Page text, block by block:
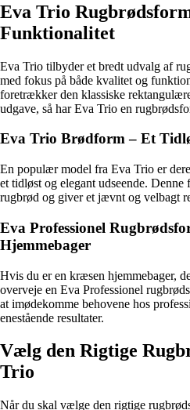
Eva Trio
Funktionalitet
Eva Trio tilbyder et bredt udvalg af
med fokus på både kvalitet og
foretrækker den klassiske
udgave, så har Eva Trio en
Eva Trio Brødform – Et
En populær model fra Eva Trio er
et tidløst og elegant udseende.
rugbrød og giver et jævnt og velbagt
Eva Professionel
Hjemmebager
Hvis du er en kræsen hjemmebager,
overveje en Eva Professionel
at imødekomme behovene hos
enestående resultater.
Vælg den Rigtige
Trio
Når du skal vælge den rigtige